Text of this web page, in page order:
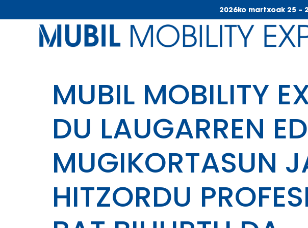
2026ko martxoak 25 –
MUBIL MOBILITY
DU LAUGARREN
MUGIKORTASUN
HITZORDU